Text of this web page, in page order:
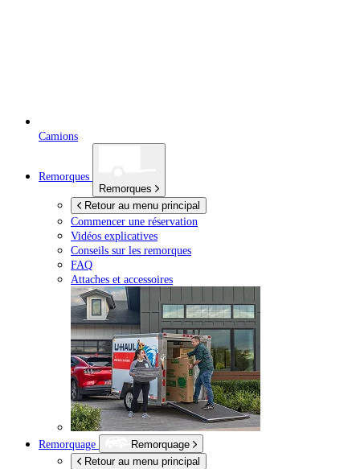
Camions
Remorques
Remorques
Retour au menu principal
Commencer une réservation
Vidéos explicatives
Conseils sur les remorques
FAQ
Attaches et accessoires
Remorquage
Remorquage
Retour au menu principal